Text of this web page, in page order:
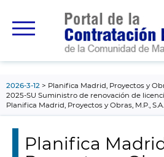
principal
2026-3-12
Planifica Madrid, Proyectos y
2025-SU Suministro de renovación de
Planifica Madrid, Proyectos y Obras, M.P., S.A.
Planifica